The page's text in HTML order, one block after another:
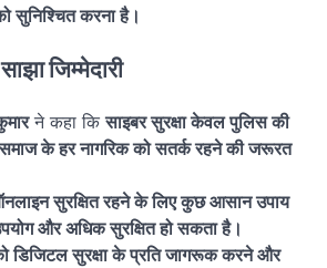
सुनिश्चित करना है।
जिम्मेदारी
ने कहा किसाइबर सुरक्षा केवल पुलिस की
समाज के हर नागरिक को सतर्क रहने की जरूरत
सुरक्षित रहने के लिए कुछ आसान उपाय
और अधिक सुरक्षित हो सकता है।
डिजिटल सुरक्षा के प्रति जागरूक करने और